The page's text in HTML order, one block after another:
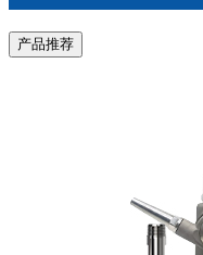
产品推荐